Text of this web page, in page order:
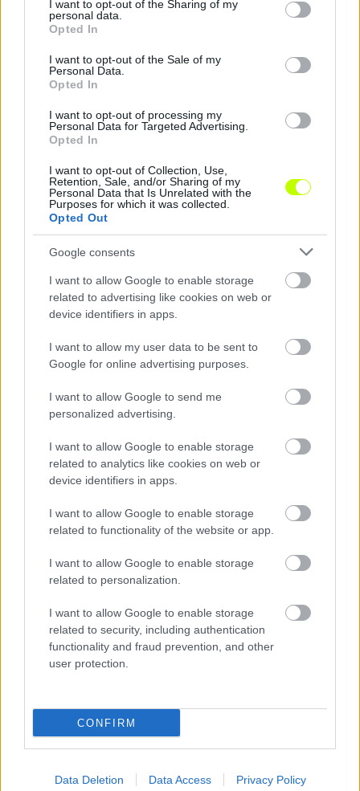
not limited to your visit or usage behaviour. You may click to
grant or deny consent to Google and its third-party tags to
use your data for below specified purposes in below Google
consent section.
I want to opt-out of the Sharing of my
personal data.
Opted In
I want to opt-out of the Sale of my
Personal Data.
Opted In
I want to opt-out of processing my
Personal Data for Targeted Advertising.
Opted In
I want to opt-out of Collection, Use,
Retention, Sale, and/or Sharing of my
Personal Data that Is Unrelated with the
Purposes for which it was collected.
Opted Out
Google consents
I want to allow Google to enable storage
related to advertising like cookies on web or
device identifiers in apps.
I want to allow my user data to be sent to
Google for online advertising purposes.
I want to allow Google to send me
personalized advertising.
I want to allow Google to enable storage
related to analytics like cookies on web or
device identifiers in apps.
I want to allow Google to enable storage
related to functionality of the website or app.
I want to allow Google to enable storage
related to personalization.
I want to allow Google to enable storage
related to security, including authentication
functionality and fraud prevention, and other
user protection.
CONFIRM
Data Deletion Data Access Privacy Policy
Eb2020: mit gondol a magyarok csoportjáról a francia
sztár?
Az Aranylabdát is megnyerheti.
2021.06.06.
Az angolok megnyerik a vb-t
Elfogulatlansággal aligha vádolható Frank Lampard, de attól még
lehet igaza.
NB1
Foci-vb: itt a friss góllövőlista
2018.06.18.